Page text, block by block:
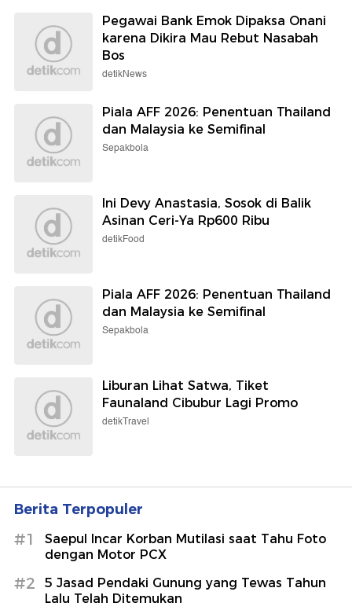
Pegawai Bank Emok Dipaksa Onani
karena Dikira Mau Rebut Nasabah
Bos
detikNews
Piala AFF 2026: Penentuan Thailand
dan Malaysia ke Semifinal
Sepakbola
Ini Devy Anastasia, Sosok di Balik
Asinan Ceri-Ya Rp600 Ribu
detikFood
Piala AFF 2026: Penentuan Thailand
dan Malaysia ke Semifinal
Sepakbola
Liburan Lihat Satwa, Tiket
Faunaland Cibubur Lagi Promo
detikTravel
Berita Terpopuler
#1
Saepul Incar Korban Mutilasi saat Tahu Foto
dengan Motor PCX
#2
5 Jasad Pendaki Gunung yang Tewas Tahun
Lalu Telah Ditemukan